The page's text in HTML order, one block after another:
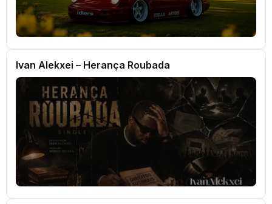
Ivan Alekxei – Herança Roubada